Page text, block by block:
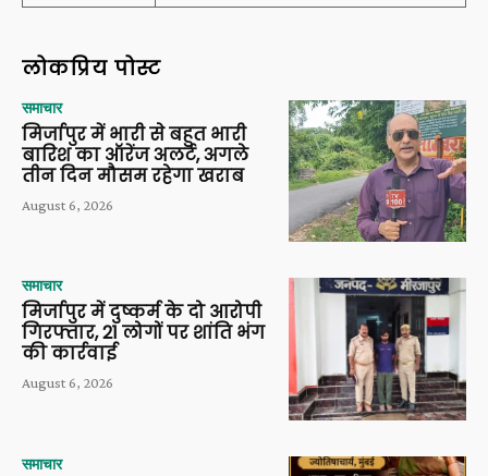
लोकप्रिय पोस्ट
समाचार
मिर्जापुर में भारी से बहुत भारी
बारिश का ऑरेंज अलर्ट, अगले
तीन दिन मौसम रहेगा खराब
August 6, 2026
समाचार
मिर्जापुर में दुष्कर्म के दो आरोपी
गिरफ्तार, 21 लोगों पर शांति भंग
की कार्रवाई
August 6, 2026
समाचार